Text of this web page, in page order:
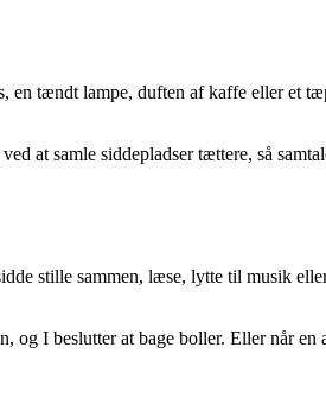
tændt lampe, duften af kaffe eller et
at samle siddepladser tættere, så
stille sammen, læse, lytte til musik
I beslutter at bage boller. Eller når